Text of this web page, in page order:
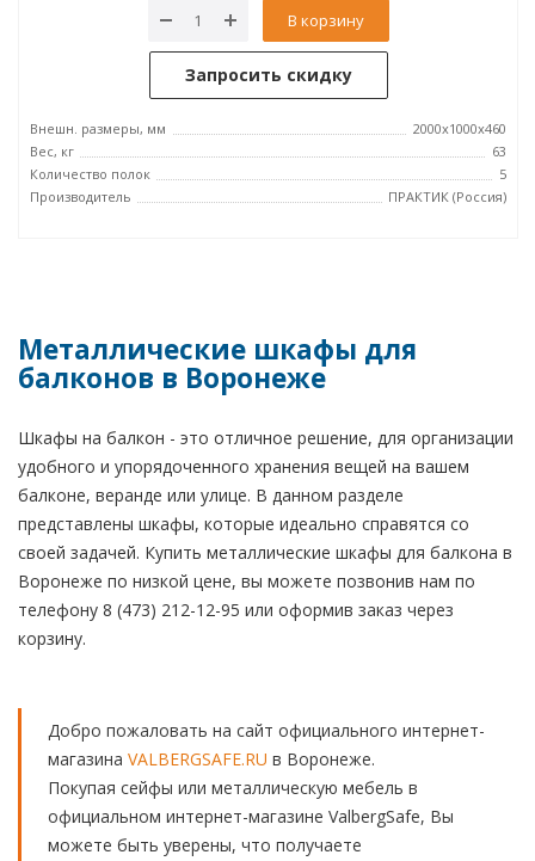
В корзину
Запросить скидку
Внешн. размеры, мм
2000x1000x460
Вес, кг
63
Количество полок
5
Производитель
ПРАКТИК (Россия)
Металлические шкафы для
балконов в Воронеже
Шкафы на балкон - это отличное решение, для организации
удобного и упорядоченного хранения вещей на вашем
балконе, веранде или улице. В данном разделе
представлены шкафы, которые идеально справятся со
своей задачей. Купить металлические шкафы для балкона в
Воронеже по низкой цене, вы можете позвонив нам по
телефону 8 (473) 212-12-95 или оформив заказ через
корзину.
Добро пожаловать на сайт официального интернет-
магазина VALBERGSAFE.RU в Воронеже.
Покупая сейфы или металлическую мебель в
официальном интернет-магазине ValbergSafe, Вы
можете быть уверены, что получаете